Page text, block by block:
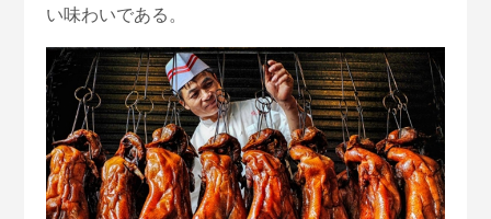
い味わいである。